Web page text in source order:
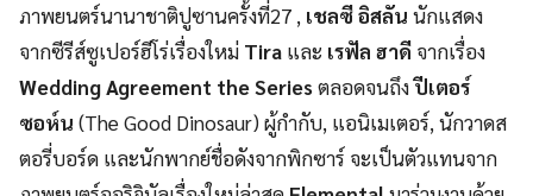
ภาพยนตร์นานาชาติปูซานครั้งที่27 , เชลซี อิสลัน นักแสดง
จากซีรีส์ซูเปอร์ฮีโร่เรื่องใหม่ Tira และ เรฟัล ฮาดี จากเรื่อง
Wedding Agreement the Seriesตลอดจนถึงปีเตอร์
ซอห์น (The Good Dinosaur) ผู้กำกับ, แอนิเมเตอร์, นักวาดส
ตอรี่บอร์ด และนักพากย์ชื่อดังจากพิกซาร์ จะเป็นตัวแทนจาก